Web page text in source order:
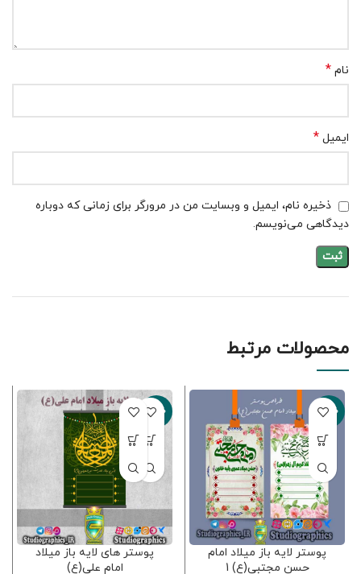
نام *
ایمیل *
ذخیره نام، ایمیل و وبسایت من در مرورگر برای زمانی که دوباره
دیدگاهی می‌نویسم.
محصولات مرتبط
-50%
پوستر لایه باز میلاد امام
حسن مجتبی(ع) 1
-50%
پوستر های لایه باز میلاد
امام علی(ع)